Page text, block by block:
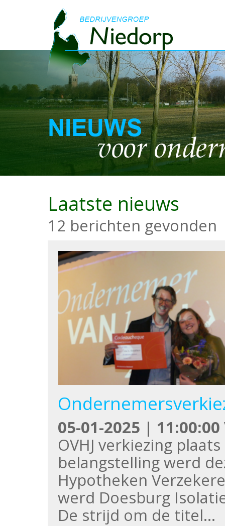
Laatste nieuws
12 berichten gevonden
05-01-2025 | 11:00:00
OVHJ verkiezing
belangstelling werd
Hypotheken
werd Doesburg
De strijd om de titel…